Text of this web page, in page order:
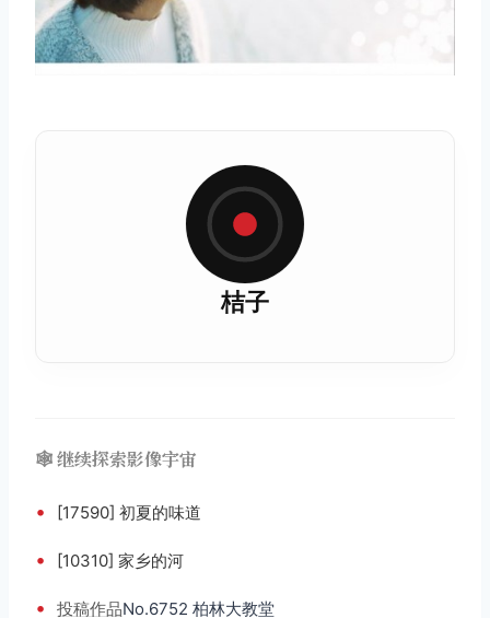
桔子
🕸️ 继续探索影像宇宙
• [17590] 初夏的味道
• [10310] 家乡的河
• 投稿作品No.6752 柏林大教堂